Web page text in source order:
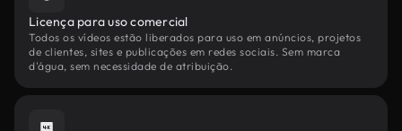
Licença para uso comercial
Todos os vídeos estão liberados para uso em anúncios, projetos
de clientes, sites e publicações em redes sociais. Sem marca
d'água, sem necessidade de atribuição.